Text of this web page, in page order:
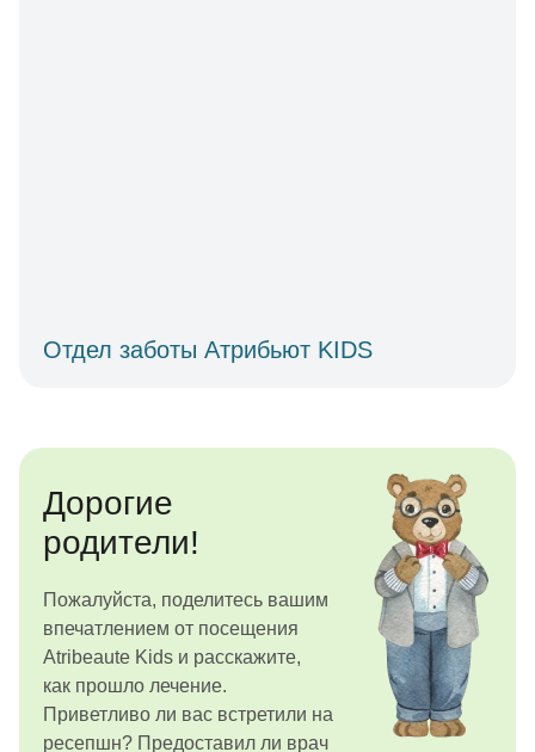
Отдел заботы Атрибьют KIDS
Дорогие
родители!
Пожалуйста, поделитесь вашим
впечатлением от посещения
Atribeaute Kids и расскажите,
как прошло лечение.
Приветливо ли вас встретили на
ресепшн? Предоставил ли врач